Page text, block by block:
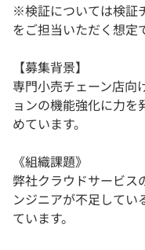
※検証については検証
をご担当いただく想定
【募集背景】
専門小売チェーン店向
ョンの機能強化に力
めています。
《組織課題》
弊社クラウドサービス
ンジニアが不足してい
ています。